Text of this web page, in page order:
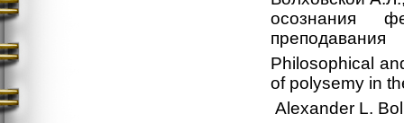
осознания
преподавания
Philosophical
of polysemy in
Alexander L.